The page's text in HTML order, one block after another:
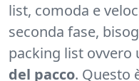
list, comoda e
seconda fase,
packing list ovvero
del pacco. Questo